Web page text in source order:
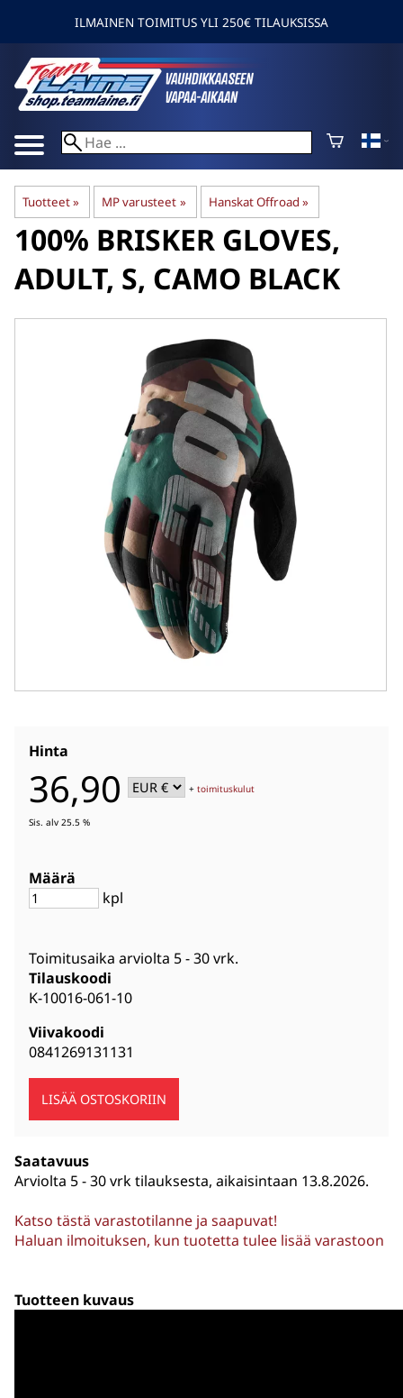
ILMAINEN TOIMITUS YLI 250€ TILAUKSISSA
Tuotteet‪» MP varusteet ‪» Hanskat Offroad ‪»
100% BRISKER GLOVES,
ADULT, S, CAMO BLACK
Hinta
36,90 +toimituskulut
Sis. alv 25.5 %
Määrä
kpl
Toimitusaika arviolta 5 - 30 vrk.
Tilauskoodi
K-10016-061-10
Viivakoodi
0841269131131
Saatavuus
Arviolta 5 - 30 vrk tilauksesta, aikaisintaan 13.8.2026.
Katso tästä varastotilanne ja saapuvat!
Haluan ilmoituksen, kun tuotetta tulee lisää varastoon
Tuotteen kuvaus